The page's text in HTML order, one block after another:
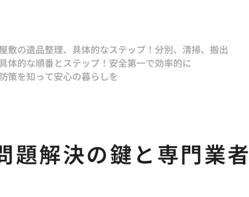
敷の遺品整理、具体的なステップ！分別、清掃、搬出
体的な順番とステップ！安全第一で効率的に
策を知って安心の暮らしを
題解決の鍵と専門業者